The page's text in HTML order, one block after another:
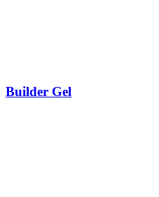
Builder Gel